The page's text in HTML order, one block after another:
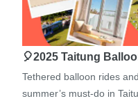
🎈2025 Taitung
Tethered balloon rides
summer’s must-do in